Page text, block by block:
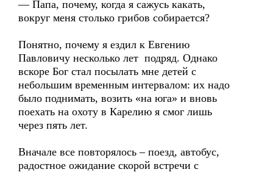
— Папа, почему, когда я сажусь какать,
вокруг меня столько грибов собирается?
Понятно, почему я ездил к Евгению
Павловичу несколько лет подряд. Однако
вскоре Бог стал посылать мне детей с
небольшим временным интервалом: их надо
было поднимать, возить «на юга» и вновь
поехать на охоту в Карелию я смог лишь
через пять лет.
Вначале все повторялось – поезд, автобус,
радостное ожидание скорой встречи с